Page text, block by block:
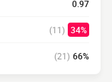
0.97
(11) 34%
(21) 66%